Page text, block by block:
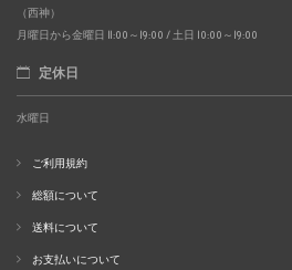
（西神）
月曜日から金曜日 11:00～19:00 / 土日 10:00～19:00
定休日
水曜日
ご利用規約
総額について
送料について
お支払いについて